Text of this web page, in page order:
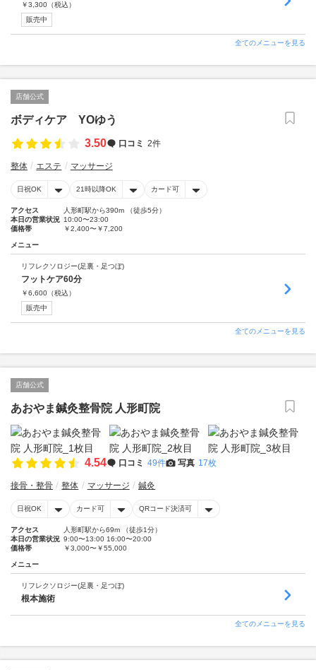
￥3,300 （税込）
販売中
全てのメニューを見る
店舗公式
ボディケア YOゆう
3.50
口コミ 2件
整体 エステ マッサージ
日祝OK 21時以降OK カード可
アクセス
人形町駅から390m （徒歩5分）
本日の営業状況 10:00〜23:00
価格帯
￥2,400〜￥7,200
メニュー
リフレクソロジー(足裏・足つぼ)
フットケア60分
￥6,600 （税込）
販売中
全てのメニューを見る
店舗公式
あおやま鍼灸整骨院 人形町院
4.54 口コミ 49件 写真 17枚
接骨・整骨 整体 マッサージ 鍼灸
日祝OK カード可 QRコード決済可
アクセス
人形町駅から69m （徒歩1分）
本日の営業状況 9:00〜13:00 16:00〜20:00
価格帯
￥3,000〜￥55,000
メニュー
リフレクソロジー(足裏・足つぼ)
根本施術
全てのメニューを見る